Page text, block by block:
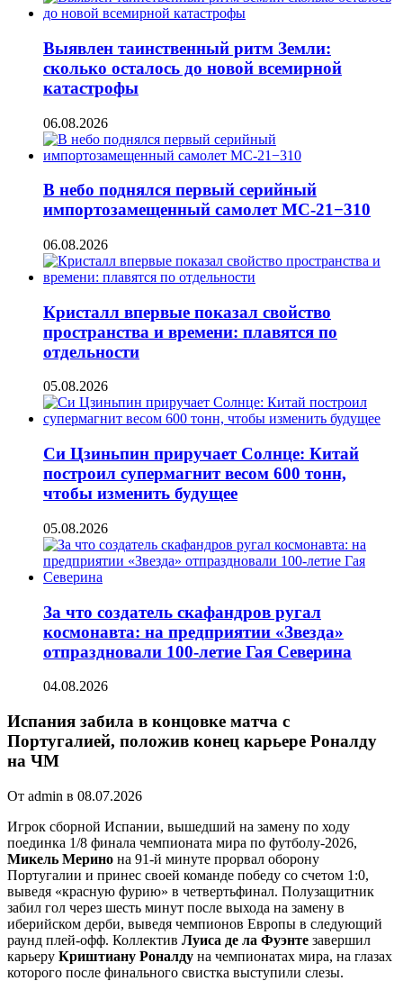
Выявлен таинственный ритм Земли:
сколько осталось до новой всемирной
катастрофы
06.08.2026
В небо поднялся первый серийный
импортозамещенный самолет МС-21−310
06.08.2026
Кристалл впервые показал свойство
пространства и времени: плавятся по
отдельности
05.08.2026
Си Цзиньпин приручает Солнце: Китай
построил супермагнит весом 600 тонн,
чтобы изменить будущее
05.08.2026
За что создатель скафандров ругал
космонавта: на предприятии «Звезда»
отпраздновали 100-летие Гая Северина
04.08.2026
Испания забила в концовке матча с
Португалией, положив конец карьере Роналду
на ЧМ
От admin в 08.07.2026
Игрок сборной Испании, вышедший на замену по ходу
поединка 1/8 финала чемпионата мира по футболу-2026,
Микель Мерино на 91-й минуте прорвал оборону
Португалии и принес своей команде победу со счетом 1:0,
выведя «красную фурию» в четвертьфинал. Полузащитник
забил гол через шесть минут после выхода на замену в
иберийском дерби, выведя чемпионов Европы в следующий
раунд плей-офф. Коллектив Луиса де ла Фуэнте завершил
карьеру Криштиану Роналду на чемпионатах мира, на глазах
которого после финального свистка выступили слезы.